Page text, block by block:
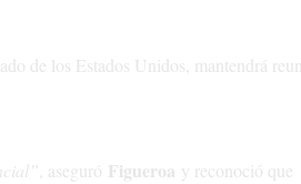
de los Estados Unidos, mantendrá
, aseguró Figueroa y reconoció que